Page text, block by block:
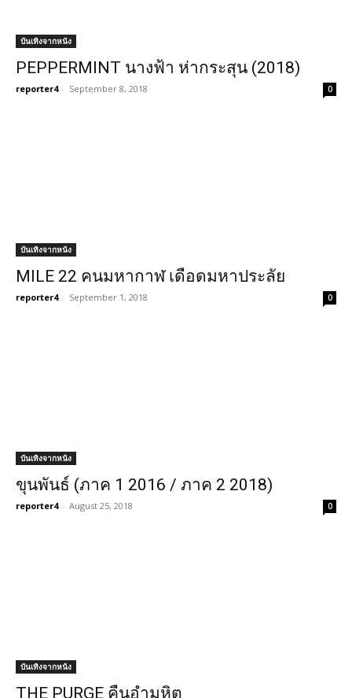
บันเทิงจากหนัง
PEPPERMINT นางฟ้า ห่ากระสุน (2018)
reporter4 - September 8, 2018 0
บันเทิงจากหนัง
MILE 22 คนมหากาฬ เดือดมหาประลัย
reporter4 - September 1, 2018 0
บันเทิงจากหนัง
ขุนพันธ์ (ภาค 1 2016 / ภาค 2 2018)
reporter4 - August 25, 2018 0
บันเทิงจากหนัง
THE PURGE คืนอำมหิต